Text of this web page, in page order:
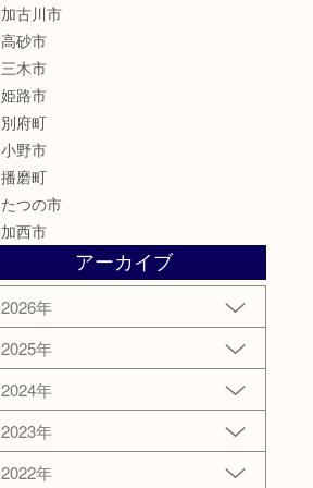
加古川市
高砂市
三木市
姫路市
別府町
小野市
播磨町
たつの市
加西市
アーカイブ
2026年
2025年
2024年
2023年
2022年